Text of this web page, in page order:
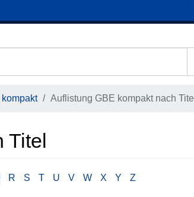
Auflistung GBE kompakt nach Titel
Titel
R S T U V W X Y Z